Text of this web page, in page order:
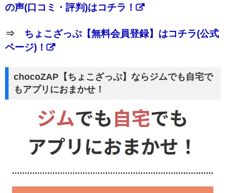
の声(口コミ・評判)はコチラ！
⇒ ちょこざっぷ【無料会員登録】はコチラ(公式
ページ)！
chocoZAP【ちょこざっぷ】ならジムでも自宅で
もアプリにおまかせ！